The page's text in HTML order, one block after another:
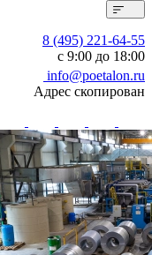
8 (495) 221-64-55
с 9:00 до 18:00
info@poetalon.ru
Адрес скопирован